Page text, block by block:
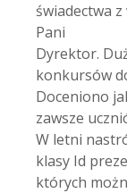
świadectwa
Pani
Dyrektor.
konkursów
Doceniono
zawsze
W letni
klasy Id
których